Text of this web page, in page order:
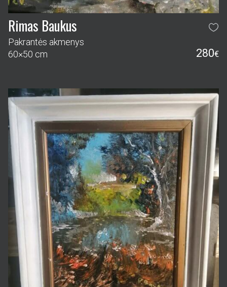
Rimas Baukus
Pakrantės akmenys
60×50 cm
280€